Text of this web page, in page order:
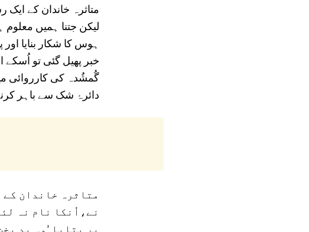
متاثرہ خاندان کے ایک
لیکن جتنا ہمیں
ہوس کا شکار بنایا
خبر پھیل گئی تو
گُمشُدہ کی کارروائی
دائرۂ شک سے باہر
متاثرہ خاندان کے
نے،اُنکا نام نہ